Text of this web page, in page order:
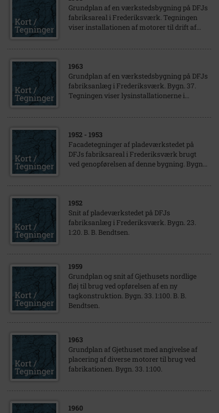
Grundplan af en værkstedsbygning på DFJs
fabriksareal i Frederiksværk. Tegningen
viser installationen af motorer til drift af...
1963
Grundplan af en værkstedsbygning på DFJs
fabriksanlæg i Frederiksværk. Bygn. 37.
Tegningen viser lysinstallationerne i...
1952 - 1953
Facadetegninger af pladeværkstedet på
DFJs fabriksareal i Frederiksværk brugt
ved genopførelsen af denne bygning. Bygn...
1952
Snit af pladeværkstedet på DFJs
fabriksanlæg i Frederiksværk. Bygn. 23.
1:20. B. B. Bendtsen.
1959
Grundplan og snit af Gjethusets nordlige
fløj til brug ved opførelsen af en ny
tagkonstruktion. Bygn. 33. 1:100. B. B.
Bendtsen.
1963
Grundplan af Gjethuset med angivelse af
placering af diverse motorer til brug ved
fabrikationen. Bygn. 33. 1:100.
1960